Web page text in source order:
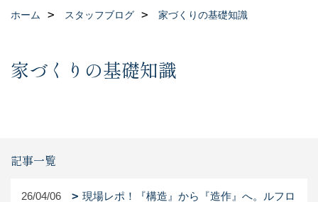
ホーム スタッフブログ 家づくりの基礎知識
家づくりの基礎知識
記事一覧
26/04/06
現場レポ！『構造』から『造作』へ。ルフロ